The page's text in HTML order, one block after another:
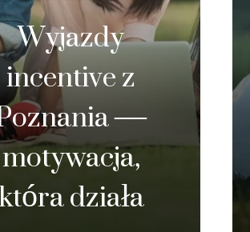
Wesele nad
Zegrzem:
najlepsze
noclegi w
Serocku